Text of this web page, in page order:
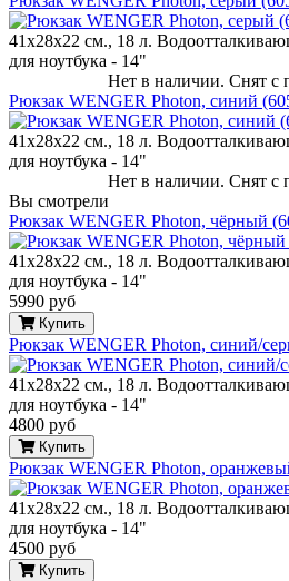
41х28х22 см., 18 л.
для ноутбука - 14"
Нет в наличии. Снят с
Рюкзак WENGER Photon, синий
41х28х22 см., 18 л.
для ноутбука - 14"
Нет в наличии. Снят с
Вы смотрели
Рюкзак WENGER Photon, чёрный
41х28х22 см., 18 л.
для ноутбука - 14"
5990 руб
Купить
Рюкзак WENGER Photon, синий/
41х28х22 см., 18 л.
для ноутбука - 14"
4800 руб
Купить
Рюкзак WENGER Photon,
41х28х22 см., 18 л.
для ноутбука - 14"
4500 руб
Купить